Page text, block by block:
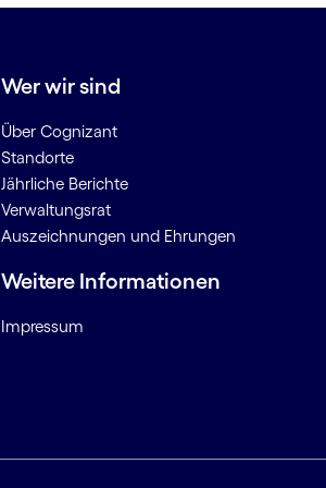
Wer wir sind
Über Cognizant
Standorte
Jährliche Berichte
Verwaltungsrat
Auszeichnungen und Ehrungen
Weitere Informationen
Impressum